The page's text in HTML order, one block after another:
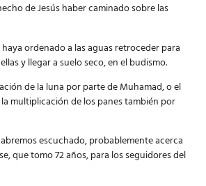
de Jesús haber caminado sobre las
ordenado a las aguas retroceder para
y llegar a suelo seco, en el budismo.
de la luna por parte de Muhamad, o el
multiplicación de los panes también por
escuchado, probablemente acerca
que tomo 72 años, para los seguidores del